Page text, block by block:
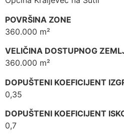
POVRŠINA ZONE
360.000 m²
VELIČINA DOSTUPNOG
360.000 m²
DOPUŠTENI KOEFICIJENT
0,35
DOPUŠTENI KOEFICIJENT
0,7